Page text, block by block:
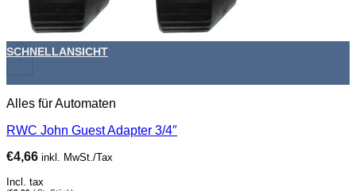
+
SCHNELLANSICHT
Alles für Automaten
RWC John Guest Adapter 3/4″
€4,66 inkl. MwSt./Tax
Incl. tax